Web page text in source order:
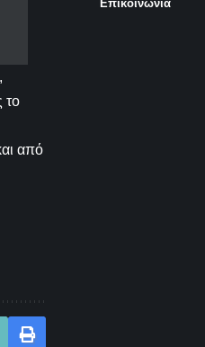
το
από
Επικοινωνία